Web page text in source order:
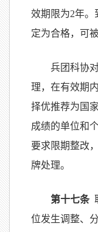
效期限为2年。
定为合格，可
兵团科协
理，在有效期
择优推荐为国
成绩的单位和
要求限期整改
牌处理。
第十七条
位发生调整、